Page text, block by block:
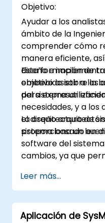
requisitos.
Objetivo:
Ayudar a los
ámbito de la
comprender cómo
manera eficiente,
diseño e
embebido sobre la
del sistema utilizando
Esta formación de
objetivo asistir a los
para expresar
necesidades, y a
el diseño
sistema basado en
La arquitectura de
proporciona un
software del
cambios, ya que
encapsuladas en las
las decisiones de
usuarios finales
implementación del
Leer más...
Aplicación de